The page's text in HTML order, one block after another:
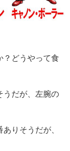
？どうやって食
うだが、左腕の
りそうだが、